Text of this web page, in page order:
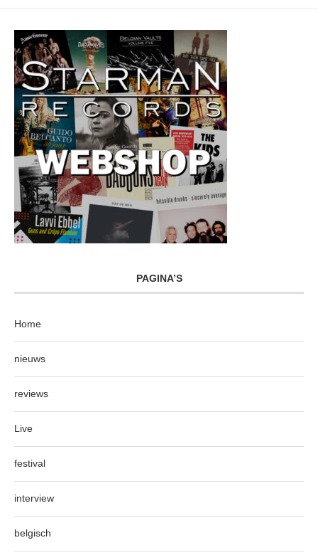
PAGINA’S
Home
nieuws
reviews
Live
festival
interview
belgisch